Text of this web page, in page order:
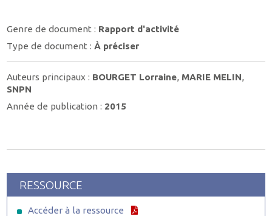
Genre de document : Rapport d'activité
Type de document :À préciser
Auteurs principaux : BOURGET Lorraine, MARIE MELIN,
SNPN
Année de publication : 2015
RESSOURCE
Accéder à la ressource